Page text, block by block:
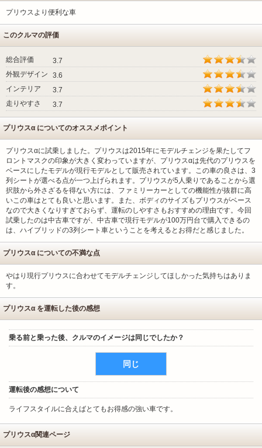
プリウスより便利な車
このクルマの評価
総合評価
3.7
外観デザイン
3.6
インテリア
3.7
走りやすさ
3.7
プリウスα についてのオススメポイント
プリウスαに試乗しました。プリウスは2015年にモデルチェンジを果たしてフ
ロントマスクの印象が大きく変わっていますが、プリウスαは先代のプリウスを
ベースにしたモデルが現行モデルとして販売されています。この車の良さは、3
列シートが選べる点が一つ上げられます。プリウスが5人乗りであることから選
択肢から外さざるを得ない方には、ファミリーカーとしての機能性が抜群に高
いこの車はとても良いと思います。また、ボディのサイズもプリウスがベース
なので大きくなりすぎておらず、運転のしやすさもおすすめの理由です。今回
試乗したのは中古車ですが、中古車で現行モデルが100万円台で購入できるの
は、ハイブリッドの3列シート車ということを考えるとお得だと感じました。
プリウスα についての不満な点
やはり現行プリウスに合わせてモデルチェンジしてほしかった気持ちはありま
す。
プリウスα を運転した後の感想
乗る前と乗った後、クルマのイメージは同じでしたか？
同じ
運転後の感想について
ライフスタイルに合えばとてもお得感の強い車です。
プリウスα関連ページ